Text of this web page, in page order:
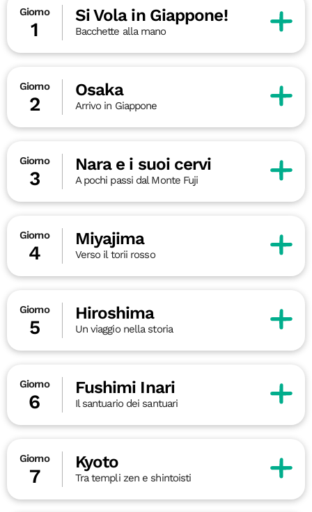
Giorno
1
Si Vola in Giappone!
Bacchette alla mano
Giorno
2
Osaka
Arrivo in Giappone
Giorno
3
Nara e i suoi cervi
A pochi passi dal Monte Fuji
Giorno
4
Miyajima
Verso il torii rosso
Giorno
5
Hiroshima
Un viaggio nella storia
Giorno
6
Fushimi Inari
Il santuario dei santuari
Giorno
7
Kyoto
Tra templi zen e shintoisti